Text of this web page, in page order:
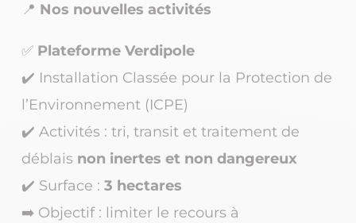
📍 Nos nouvelles activités
✅ Plateforme Verdipole
✔️ Installation Classée pour la Protection de
l’Environnement (ICPE)
✔️ Activités : tri, transit et traitement de
déblais non inertes et non dangereux
✔️ Surface : 3 hectares
➡️ Objectif : limiter le recours à